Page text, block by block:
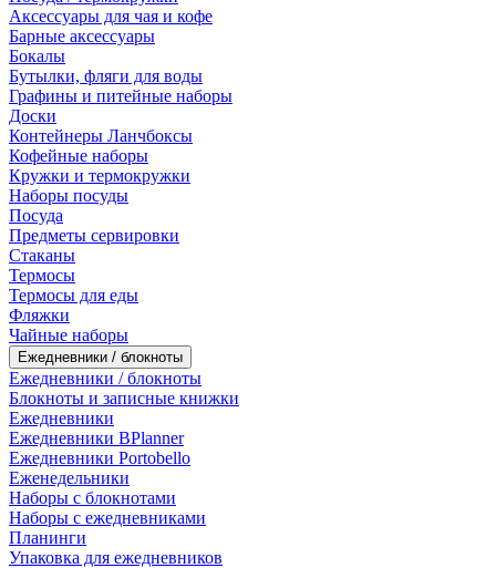
Аксессуары для чая и кофе
Барные аксессуары
Бокалы
Бутылки, фляги для воды
Графины и питейные наборы
Доски
Контейнеры Ланчбоксы
Кофейные наборы
Кружки и термокружки
Наборы посуды
Посуда
Предметы сервировки
Стаканы
Термосы
Термосы для еды
Фляжки
Чайные наборы
Ежедневники / блокноты
Ежедневники / блокноты
Блокноты и записные книжки
Ежедневники
Ежедневники BPlanner
Ежедневники Portobello
Еженедельники
Наборы с блокнотами
Наборы с ежедневниками
Планинги
Упаковка для ежедневников